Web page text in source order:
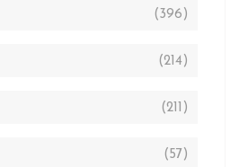
(396)
(214)
(211)
(57)